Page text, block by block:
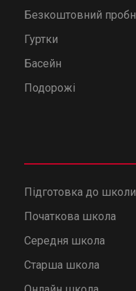
Безкоштовний
Гуртки
Басейн
Подорожі
Підготовка до школи
Початкова школа
Середня школа
Старша школа